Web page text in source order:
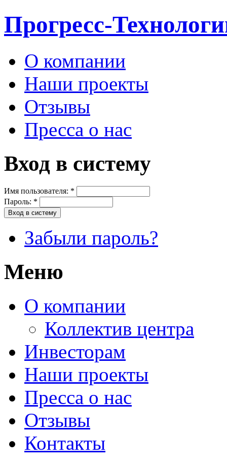
Прогресс-
О компании
Наши проекты
Отзывы
Пресса о нас
Вход в систему
Имя пользователя: *
Пароль: *
Забыли пароль?
Меню
О компании
Коллектив центра
Инвесторам
Наши проекты
Пресса о нас
Отзывы
Контакты